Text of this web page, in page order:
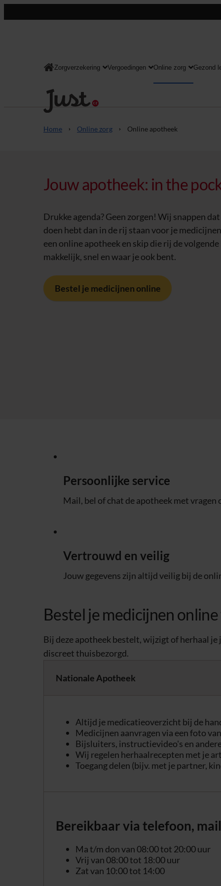
Consument
Zorgverzekering Vergoedingen Online zorg Gezond
Home Online zorg Online apotheek
Jouw apotheek: in the
Drukke agenda? Geen zorgen! Wij snappen
doen hebt dan in de rij staan voor je
een online apotheek en skip die rij de volgende
makkelijk, snel en waar je ook bent.
Bestel je medicijnen online
Persoonlijke service
Mail, bel of chat de apotheek met vragen
Vertrouwd en veilig
Jouw gegevens zijn altijd veilig bij de
Bestel je medicijnen
Bij deze apotheek bestelt, wijzigt of herhaal
discreet thuisbezorgd.
Nationale Apotheek
Altijd je medicatieoverzicht bij de
Medicijnen aanvragen via een foto
Bijsluiters, instructievideo's en
Wij regelen herhaalrecepten met je
Toegang delen (bijv. met je partner,
Bereikbaar via telefoon,
Ma t/m don van 08:00 tot 20:00 uur
Vrij van 08:00 tot 18:00 uur
Zat van 10:00 tot 14:00